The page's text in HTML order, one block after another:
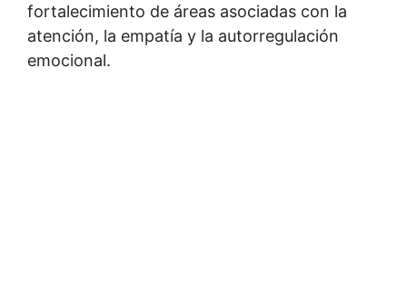
fortalecimiento de áreas asociadas con la
atención, la empatía y la autorregulación
emocional.